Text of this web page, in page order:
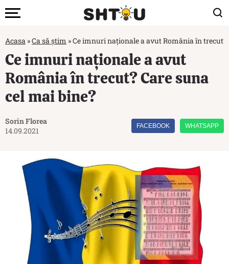
Acasa »Ca să știm »Ce imnuri naționale a avut România în trecut?
Ce imnuri naționale a avut
România în trecut? Care suna
cel mai bine?
Sorin Florea
14.09.2021
FACEBOOK WHATSAPP